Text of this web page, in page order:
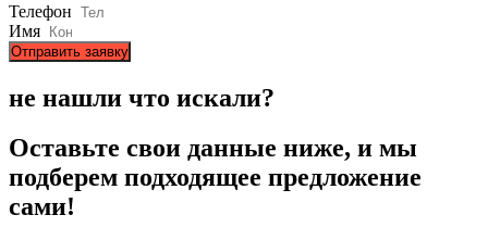
Телефон
Имя
Отправить заявку
не нашли что искали?
Оставьте свои данные ниже, и мы
подберем подходящее предложение
сами!